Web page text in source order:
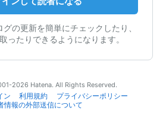
の更新を簡単にチェックしたり、
ったりできるようになります。
2026 Hatena. All Rights Reserved.
ン 利用規約
プライバシーポリシー
情報の外部送信について